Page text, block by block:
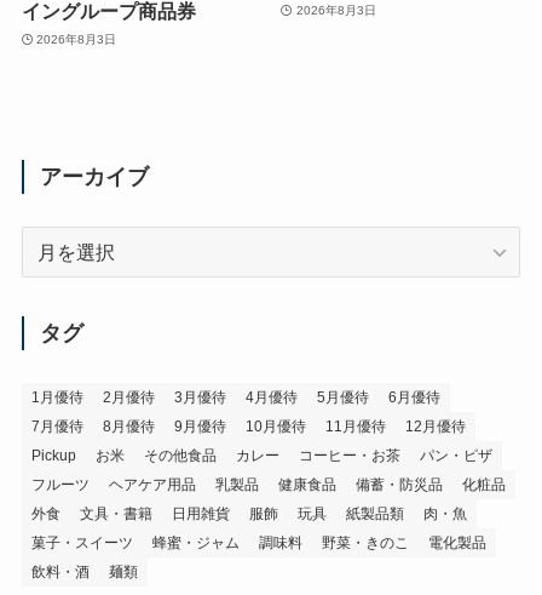
イングループ商品券
2026年8月3日
2026年8月3日
アーカイブ
タグ
1月優待 2月優待 3月優待 4月優待 5月優待
6月優待
7月優待
8月優待 9月優待 10月優待 11月優待
12月優待
Pickup
お米 その他食品 カレー コーヒー・お茶
パン・ピザ
フルーツ
ヘアケア用品 乳製品 健康食品 備蓄・防災品
化粧品
外食
文具・書籍 日用雑貨 服飾 玩具 紙製品類
肉・魚
菓子・スイーツ
蜂蜜・ジャム 調味料 野菜・きのこ
電化製品
飲料・酒
麺類